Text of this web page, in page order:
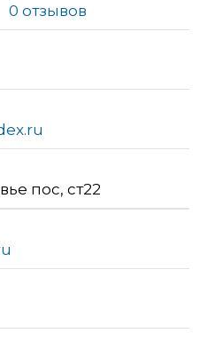
0 отзывов
пос, ст22